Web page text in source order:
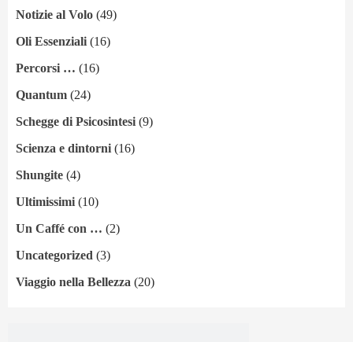
Notizie al Volo (49)
Oli Essenziali (16)
Percorsi … (16)
Quantum (24)
Schegge di Psicosintesi (9)
Scienza e dintorni (16)
Shungite (4)
Ultimissimi (10)
Un Caffé con … (2)
Uncategorized (3)
Viaggio nella Bellezza (20)